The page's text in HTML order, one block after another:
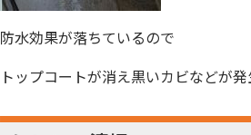
防水効果が落ちているので
トップコートが消え黒いカビなどが発